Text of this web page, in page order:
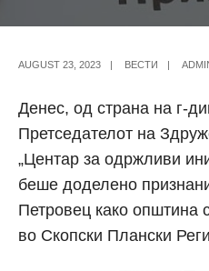
AUGUST 23, 2023 ВЕСТИ
Денес, од страна на г-
Претседателот на
„Центар за одржливи
беше доделено
Петровец како општина
во Скопски Плански